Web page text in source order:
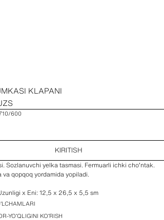
KLAPANI
600
KIRITISH
Sozlanuvchi yelka tasmasi. Fermuarli ichki choʻntak.
va qopqoq yordamida yopiladi.
x Eni: 12,5 x 26,5 x 5,5 sm
YOʻQLIGINI KOʻRISH